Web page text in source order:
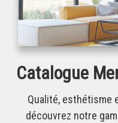
Catalogue
Qualité, esthétisme
découvrez notre